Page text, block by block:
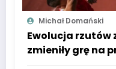
Michał Domański
Ewolucja rzutów
zmieniły grę na